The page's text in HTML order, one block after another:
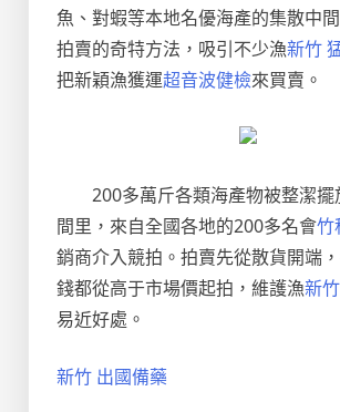
魚、對蝦等本地名優海產的集散中
拍賣的奇特方法，吸引不少漁新竹
把新穎漁獲運超音波健檢來買賣。
200多萬斤各類海產物被整潔擺
間里，來自全國各地的200多名會竹
銷商介入競拍。拍賣先從散貨開端
錢都從高于市場價起拍，維護漁新
易近好處。
新竹 出國備藥